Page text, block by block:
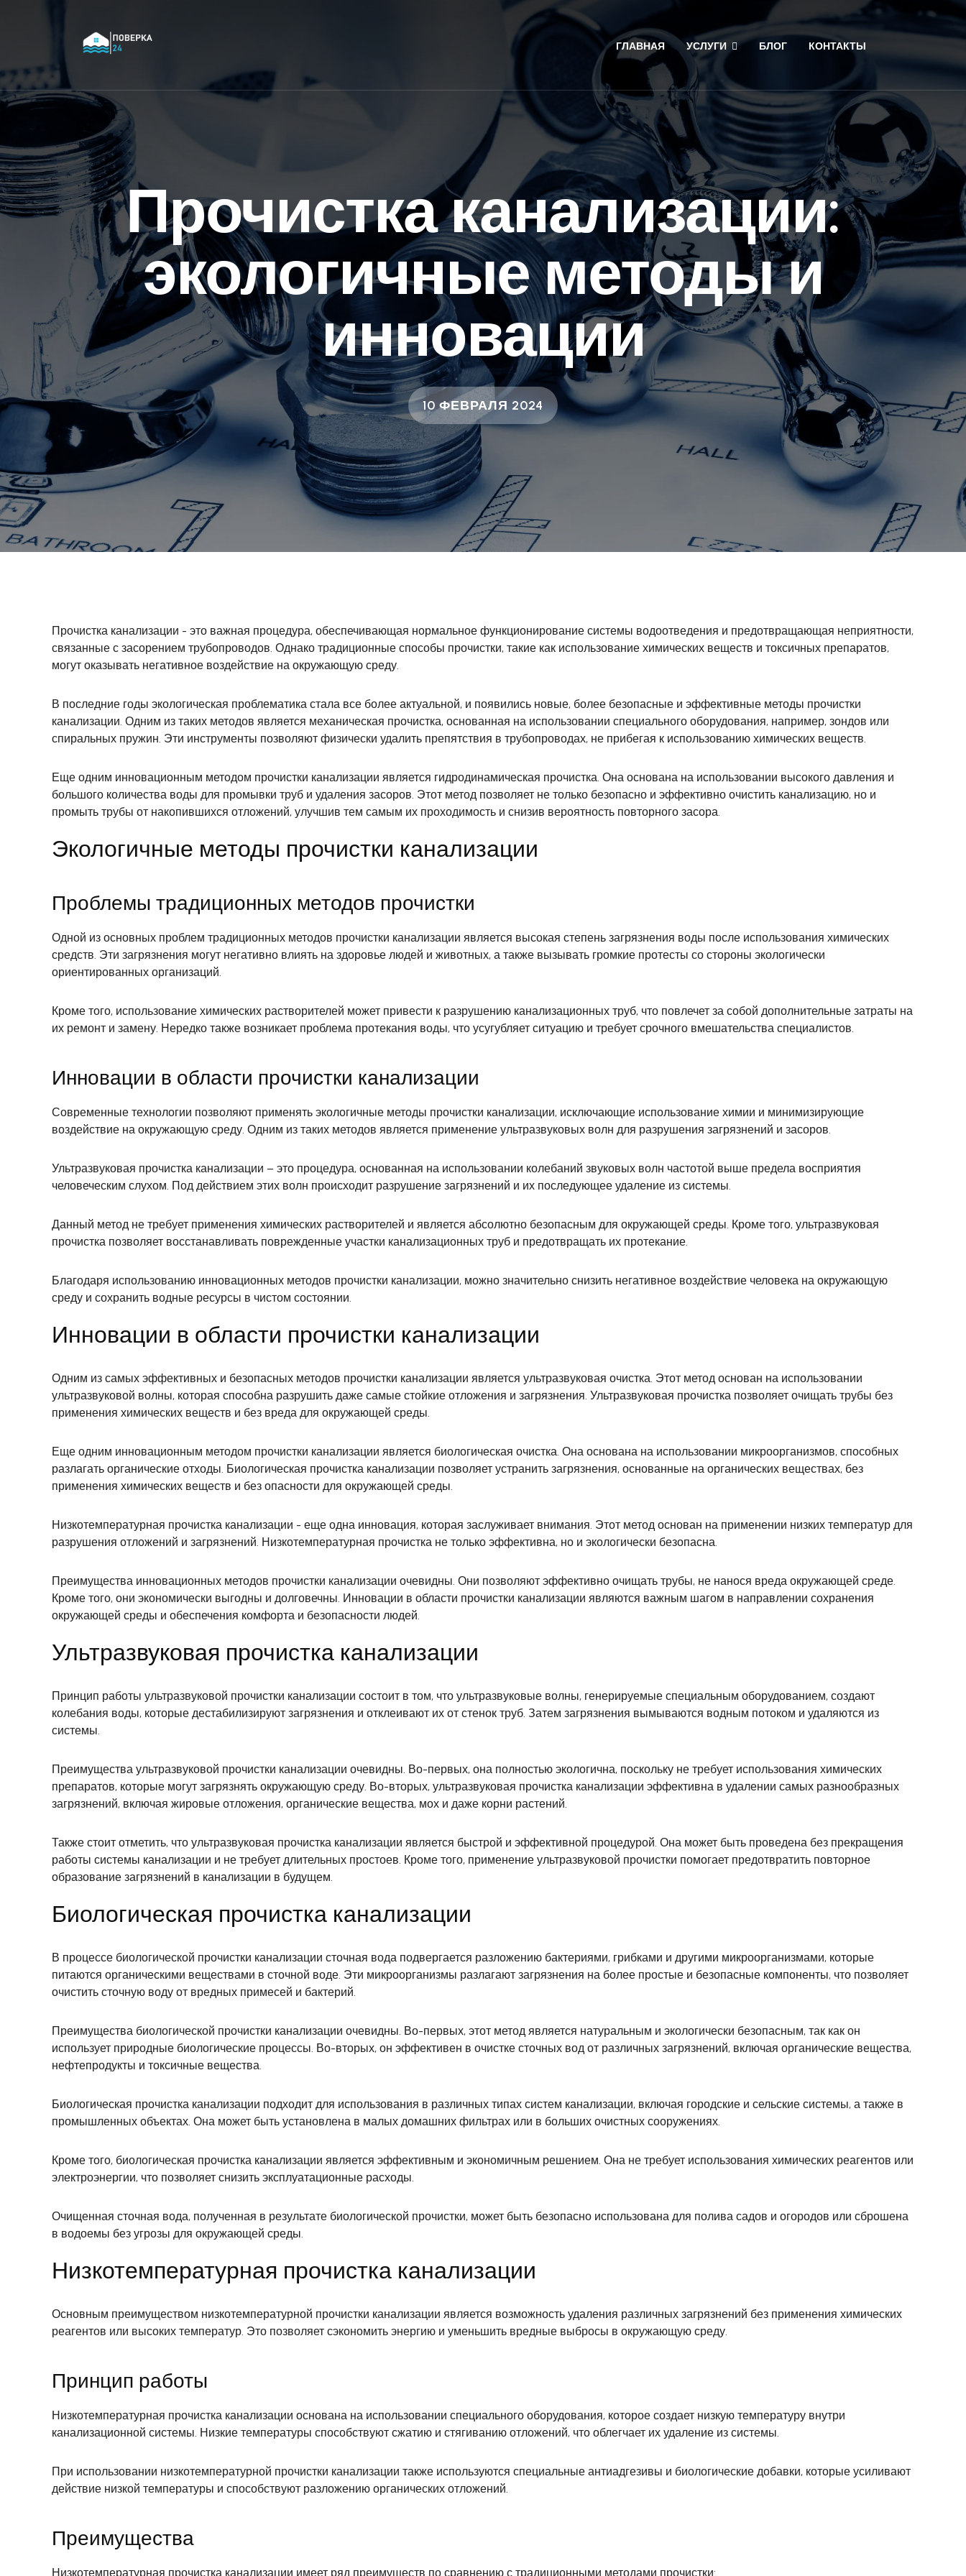
ГЛАВНАЯ УСЛУГИ БЛОГ КОНТАКТЫ
Прочистка канализации:
экологичные методы и
инновации
10 ФЕВРАЛЯ 2024
Прочистка канализации - это важная процедура, обеспечивающая нормальное функционирование системы водоотведения и предотвращающая неприятности,
связанные с засорением трубопроводов. Однако традиционные способы прочистки, такие как использование химических веществ и токсичных препаратов,
могут оказывать негативное воздействие на окружающую среду.
В последние годы экологическая проблематика стала все более актуальной, и появились новые, более безопасные и эффективные методы прочистки
канализации. Одним из таких методов является механическая прочистка, основанная на использовании специального оборудования, например, зондов или
спиральных пружин. Эти инструменты позволяют физически удалить препятствия в трубопроводах, не прибегая к использованию химических веществ.
Еще одним инновационным методом прочистки канализации является гидродинамическая прочистка. Она основана на использовании высокого давления и
большого количества воды для промывки труб и удаления засоров. Этот метод позволяет не только безопасно и эффективно очистить канализацию, но и
промыть трубы от накопившихся отложений, улучшив тем самым их проходимость и снизив вероятность повторного засора.
Экологичные методы прочистки канализации
Проблемы традиционных методов прочистки
Одной из основных проблем традиционных методов прочистки канализации является высокая степень загрязнения воды после использования химических
средств. Эти загрязнения могут негативно влиять на здоровье людей и животных, а также вызывать громкие протесты со стороны экологически
ориентированных организаций.
Кроме того, использование химических растворителей может привести к разрушению канализационных труб, что повлечет за собой дополнительные затраты на
их ремонт и замену. Нередко также возникает проблема протекания воды, что усугубляет ситуацию и требует срочного вмешательства специалистов.
Инновации в области прочистки канализации
Современные технологии позволяют применять экологичные методы прочистки канализации, исключающие использование химии и минимизирующие
воздействие на окружающую среду. Одним из таких методов является применение ультразвуковых волн для разрушения загрязнений и засоров.
Ультразвуковая прочистка канализации – это процедура, основанная на использовании колебаний звуковых волн частотой выше предела восприятия
человеческим слухом. Под действием этих волн происходит разрушение загрязнений и их последующее удаление из системы.
Данный метод не требует применения химических растворителей и является абсолютно безопасным для окружающей среды. Кроме того, ультразвуковая
прочистка позволяет восстанавливать поврежденные участки канализационных труб и предотвращать их протекание.
Благодаря использованию инновационных методов прочистки канализации, можно значительно снизить негативное воздействие человека на окружающую
среду и сохранить водные ресурсы в чистом состоянии.
Инновации в области прочистки канализации
Одним из самых эффективных и безопасных методов прочистки канализации является ультразвуковая очистка. Этот метод основан на использовании
ультразвуковой волны, которая способна разрушить даже самые стойкие отложения и загрязнения. Ультразвуковая прочистка позволяет очищать трубы без
применения химических веществ и без вреда для окружающей среды.
Еще одним инновационным методом прочистки канализации является биологическая очистка. Она основана на использовании микроорганизмов, способных
разлагать органические отходы. Биологическая прочистка канализации позволяет устранить загрязнения, основанные на органических веществах, без
применения химических веществ и без опасности для окружающей среды.
Низкотемпературная прочистка канализации - еще одна инновация, которая заслуживает внимания. Этот метод основан на применении низких температур для
разрушения отложений и загрязнений. Низкотемпературная прочистка не только эффективна, но и экологически безопасна.
Преимущества инновационных методов прочистки канализации очевидны. Они позволяют эффективно очищать трубы, не нанося вреда окружающей среде.
Кроме того, они экономически выгодны и долговечны. Инновации в области прочистки канализации являются важным шагом в направлении сохранения
окружающей среды и обеспечения комфорта и безопасности людей.
Ультразвуковая прочистка канализации
Принцип работы ультразвуковой прочистки канализации состоит в том, что ультразвуковые волны, генерируемые специальным оборудованием, создают
колебания воды, которые дестабилизируют загрязнения и отклеивают их от стенок труб. Затем загрязнения вымываются водным потоком и удаляются из
системы.
Преимущества ультразвуковой прочистки канализации очевидны. Во-первых, она полностью экологична, поскольку не требует использования химических
препаратов, которые могут загрязнять окружающую среду. Во-вторых, ультразвуковая прочистка канализации эффективна в удалении самых разнообразных
загрязнений, включая жировые отложения, органические вещества, мох и даже корни растений.
Также стоит отметить, что ультразвуковая прочистка канализации является быстрой и эффективной процедурой. Она может быть проведена без прекращения
работы системы канализации и не требует длительных простоев. Кроме того, применение ультразвуковой прочистки помогает предотвратить повторное
образование загрязнений в канализации в будущем.
Биологическая прочистка канализации
В процессе биологической прочистки канализации сточная вода подвергается разложению бактериями, грибками и другими микроорганизмами, которые
питаются органическими веществами в сточной воде. Эти микроорганизмы разлагают загрязнения на более простые и безопасные компоненты, что позволяет
очистить сточную воду от вредных примесей и бактерий.
Преимущества биологической прочистки канализации очевидны. Во-первых, этот метод является натуральным и экологически безопасным, так как он
использует природные биологические процессы. Во-вторых, он эффективен в очистке сточных вод от различных загрязнений, включая органические вещества,
нефтепродукты и токсичные вещества.
Биологическая прочистка канализации подходит для использования в различных типах систем канализации, включая городские и сельские системы, а также в
промышленных объектах. Она может быть установлена в малых домашних фильтрах или в больших очистных сооружениях.
Кроме того, биологическая прочистка канализации является эффективным и экономичным решением. Она не требует использования химических реагентов или
электроэнергии, что позволяет снизить эксплуатационные расходы.
Очищенная сточная вода, полученная в результате биологической прочистки, может быть безопасно использована для полива садов и огородов или сброшена
в водоемы без угрозы для окружающей среды.
Низкотемпературная прочистка канализации
Основным преимуществом низкотемпературной прочистки канализации является возможность удаления различных загрязнений без применения химических
реагентов или высоких температур. Это позволяет сэкономить энергию и уменьшить вредные выбросы в окружающую среду.
Принцип работы
Низкотемпературная прочистка канализации основана на использовании специального оборудования, которое создает низкую температуру внутри
канализационной системы. Низкие температуры способствуют сжатию и стягиванию отложений, что облегчает их удаление из системы.
При использовании низкотемпературной прочистки канализации также используются специальные антиадгезивы и биологические добавки, которые усиливают
действие низкой температуры и способствуют разложению органических отложений.
Преимущества
Низкотемпературная прочистка канализации имеет ряд преимуществ по сравнению с традиционными методами прочистки: